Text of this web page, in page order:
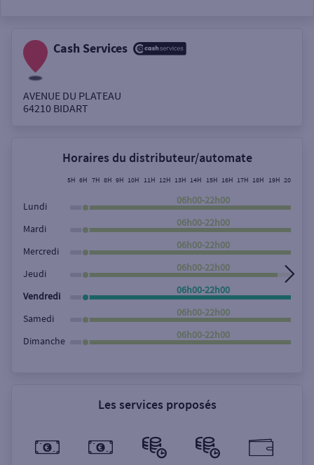
Autour de moi
Rue
Rechercher
Cash Services
AVENUE DU PLATEAU
64210 BIDART
Horaires du distributeur/automate
5H 6H 7H 8H 9H 10H 11H 12H 13H 14H 15H 16H 17H 18H 19H 20H
Lundi
06h00-22h00
Mardi
06h00-22h00
Mercredi
06h00-22h00
Jeudi
06h00-22h00
Vendredi
06h00-22h00
Samedi
06h00-22h00
Dimanche
06h00-22h00
Les services proposés